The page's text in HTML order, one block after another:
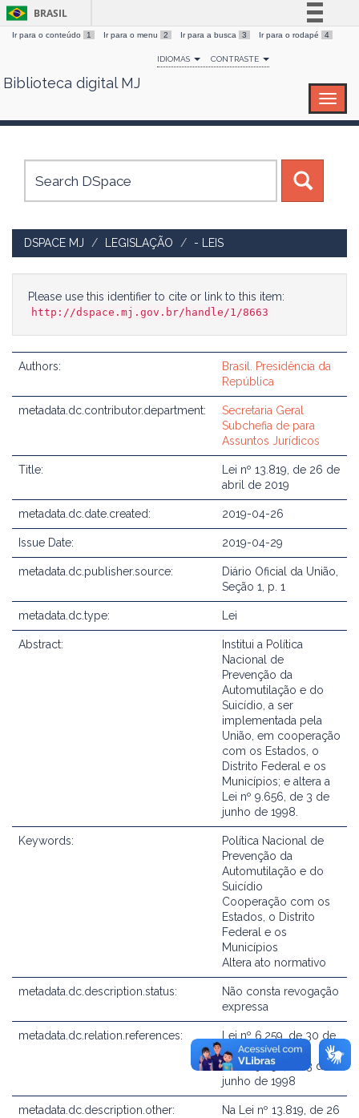
Skip
BRASIL
Simplifique!
Comunica BR
Canais
Ir para o conteúdo 1 Ir para o menu 2 Ir para a busca 3 Ir para o rodapé 4
IDIOMAS CONTRASTE
Biblioteca digital MJ
DSPACE MJ LEGISLAÇÃO - LEIS
Please use this identifier to cite or link to this item:
http://dspace.mj.gov.br/handle/1/8663
Authors:
Brasil. Presidência da
República
metadata.dc.contributor.department:
Secretaria Geral
Subchefia de para
Assuntos Jurídicos
Title:
Lei nº 13.819, de 26 de
abril de 2019
metadata.dc.date.created: 2019-04-26
Issue Date: 2019-04-29
metadata.dc.publisher.source:
Diário Oficial da União,
Seção 1, p. 1
metadata.dc.type: Lei
Abstract:
Institui a Política
Nacional de
Prevenção da
Automutilação e do
Suicídio, a ser
implementada pela
União, em cooperação
com os Estados, o
Distrito Federal e os
Municípios; e altera a
Lei nº 9.656, de 3 de
junho de 1998.
Keywords:
Política Nacional de
Prevenção da
Automutilação e do
Suicídio
Cooperação com os
Estados, o Distrito
Federal e os
Municípios
Altera ato normativo
metadata.dc.description.status:
Não consta revogação
expressa
metadata.dc.relation.references:
Lei nº 6.259, de 30 de
outubro de 1975
Lei nº 9.656, de 3 de
junho de 1998
metadata.dc.description.other:
Na Lei nº 13.819, de 26